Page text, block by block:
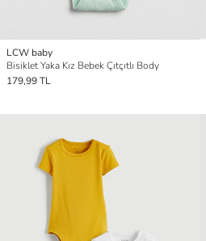
LCW baby
Bisiklet Yaka Kız Bebek Çıtçıtlı Body
179,99 TL